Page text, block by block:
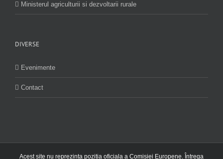
Ministerul agriculturii si dezvoltarii rurale
DIVERSE
Evenimente
Contact
Acest site nu reprezinta pozitia oficiala a Comisiei Europene. Întrega